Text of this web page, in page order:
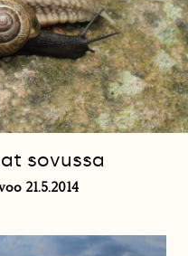
sovussa
21.5.2014